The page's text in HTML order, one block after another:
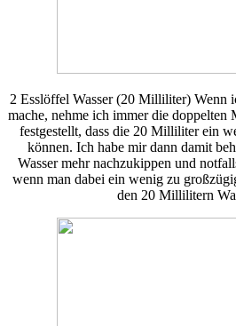
2 Esslöffel Wasser (20 Milliliter) Wenn
mache, nehme ich immer die doppelten
festgestellt, dass die 20 Milliliter ein
können. Ich habe mir dann damit
Wasser mehr nachzukippen und
wenn man dabei ein wenig zu
den 20 Millilitern